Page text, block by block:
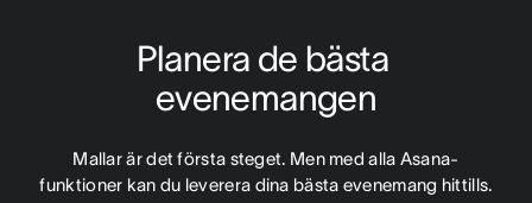
Planera de bästa
evenemangen
Mallar är det första steget. Men med alla Asana-
funktioner kan du leverera dina bästa evenemang hittills.